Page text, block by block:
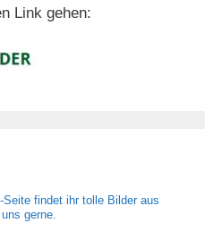
Link gehen:
findet ihr tolle Bilder aus
gerne.